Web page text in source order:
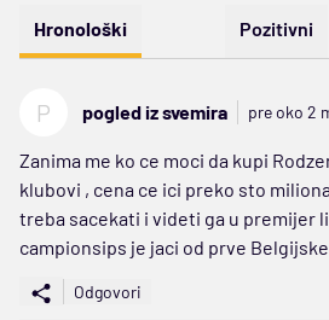
Hronološki Pozitivni
P pogled iz svemira pre oko 2
Zanima me ko ce moci da kupi
klubovi , cena ce ici preko sto
treba sacekati i videti ga u premijer
campionsips je jaci od prve Belgijske
Odgovori